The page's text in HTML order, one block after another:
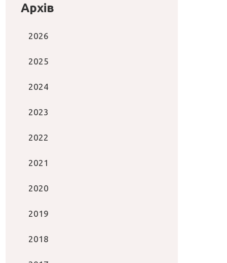
Архів
2026
2025
2024
2023
2022
2021
2020
2019
2018